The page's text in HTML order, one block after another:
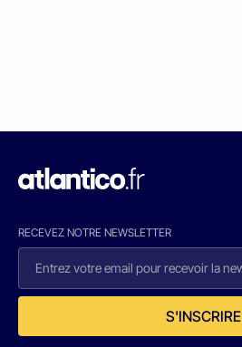
RECEVEZ NOTRE NEWSLETTER
S'INSCRIRE